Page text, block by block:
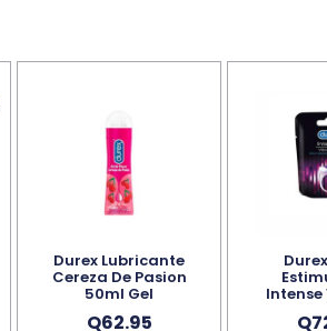
Durex Lubricante
Cereza De Pasion
50ml Gel
Q62.95
Intense
Q